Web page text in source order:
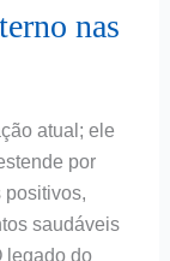
nas
atual; ele
por
positivos,
saudáveis
legado do